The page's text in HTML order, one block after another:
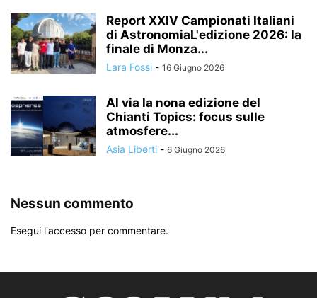
Report XXIV Campionati Italiani
di AstronomiaL'edizione 2026: la
finale di Monza...
Lara Fossi - 16 Giugno 2026
Al via la nona edizione del
Chianti Topics: focus sulle
atmosfere...
Asia Liberti - 6 Giugno 2026
Nessun commento
Esegui l'accesso per commentare.